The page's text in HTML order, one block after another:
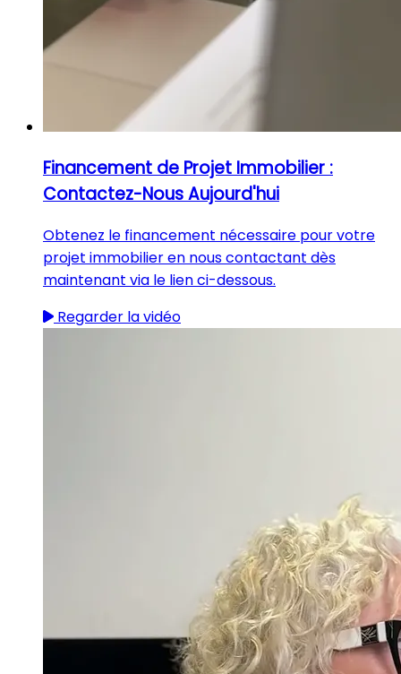
Financement de Projet Immobilier :
Contactez-Nous Aujourd'hui
Obtenez le financement nécessaire pour votre
projet immobilier en nous contactant dès
maintenant via le lien ci-dessous.
Regarder la vidéo